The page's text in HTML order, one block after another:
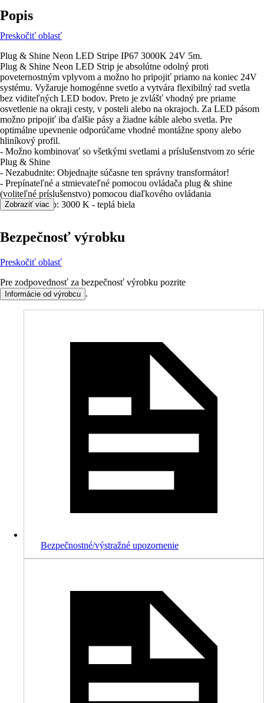
Popis
Preskočiť oblasť
Plug & Shine Neon LED Stripe IP67 3000K 24V 5m.
Plug & Shine Neon LED Strip je absolútne odolný proti
poveternostným vplyvom a možno ho pripojiť priamo na koniec 24V
systému. Vyžaruje homogénne svetlo a vytvára flexibilný rad svetla
bez viditeľných LED bodov. Preto je zvlášť vhodný pre priame
osvetlenie na okraji cesty, v posteli alebo na okrajoch. Za LED pásom
možno pripojiť iba ďalšie pásy a žiadne káble alebo svetla. Pre
optimálne upevnenie odporúčame vhodné montážne spony alebo
hliníkový profil.
- Možno kombinovať so všetkými svetlami a príslušenstvom zo série
Plug & Shine
- Nezabudnite: Objednajte súčasne ten správny transformátor!
- Prepínateľné a stmievateľné pomocou ovládača plug & shine
(voliteľné príslušenstvo) pomocou diaľkového ovládania
- Teplota farieb: 3000 K - teplá biela
Zobraziť viac
Bezpečnosť výrobku
Preskočiť oblasť
Pre zodpovednosť za bezpečnosť výrobku pozrite
Informácie od výrobcu .
Bezpečnostné/výstražné upozornenie